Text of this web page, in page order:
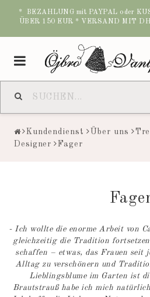
* BEZAHLUNG mit PAYPAL oder
ÜBER 150 EUR * VERSAND MIT
Toggle
navigation
Kundendienst Über uns
Designer
Fager
- Ich wollte die enorme Arbeit von
gleichzeitig die Tradition
schaffen – etwas, das Frauen seit
Alltag zu verschönern und
Lieblingsblume im Garten ist
Brautstrauß habe ich mich